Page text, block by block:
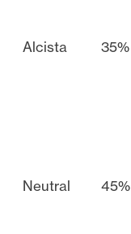
Alcista 35%
Neutral 45%